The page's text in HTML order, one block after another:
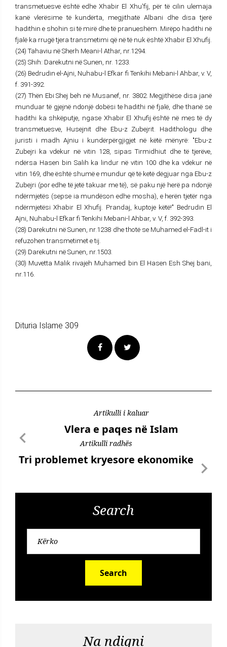
transmetuesve është edhe Xhabir El Xhu'fij, për të cilin ulemaja
kanë vlerësime të kundërta, megjithatë Albani dhe disa tjerë
hadithin e shohin si të mirë dhe të pranueshëm. Mirëpo hadithi në
fjalë ka rrugë tjera transmetimi që në të nuk është Xhabir El Xhufij.
(24) Tahaviu në Sherh Meani-l Athar, nr.1294.
(25) Shih: Darekutni në Sunen, nr. 1233.
(26) Bedrudin el-Ajni, Nuhabu-l Efkar fi Tenkihi Mebani-l Ahbar, v. V,
f. 391-392.
(27) Thën Ebi Shej beh në Musanef, nr. 3802. Megjithëse disa janë
munduar të gjejnë ndonjë dobësi te hadithi në fjalë, dhe thanë se
hadithi ka shkëputje, ngase Xhabir El Xhufij është në mes të dy
transmetuesve, Husejnit dhe Ebu-z Zubejrit. Hadithologu dhe
juristi i madh Ajniu i kundërpërgjigjet në këtë mënyrë: "Ebu-z
Zubejri ka vdekur në vitin 128, sipas Tirmidhiut dhe të tjerëve,
ndërsa Hasen bin Salih ka lindur në vitin 100 dhe ka vdekur në
vitin 169, dhe është shumë e mundur që të ketë dëgjuar nga Ebu-z
Zubejri (por edhe të jetë takuar me të), së paku një herë pa ndonjë
ndërmjetës (sepse ia mundëson edhe mosha), e herën tjetër nga
ndërmjetësi Xhabir El Xhufij. Prandaj, kuptoje këtë!" Bedrudin El
Ajni, Nuhabu-l Efkar fi Tenkihi Mebani-l Ahbar, v. V, f. 392-393.
(28) Darekutni në Sunen, nr.1238 dhe thotë se Muhamed el-Fadl-it i
refuzohen transmetimet e tij.
(29) Darekutni në Sunen, nr.1503.
(30) Muvetta Malik rivajeh Muhamed bin El Hasen Esh Shej bani,
nr.116.
Dituria Islame 309
Artikulli i kaluar
Vlera e paqes në Islam
Artikulli radhës
Tri problemet kryesore ekonomike
Search
Search
Na ndiqni